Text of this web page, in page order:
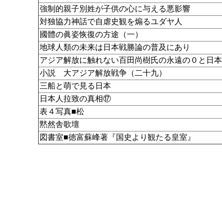
強制的親子別姓が子供の心に与える悪影響
対独協力神話で自虐史観を煽るユダヤ人
國體の眞姿恢復の方途（一）
地球人類の未来は日本戦勝論の普及にあり
アジア解放に触れない百田尚樹氏の永遠の０と日
小説 大アジア解放戦争（二十九）
三船と萌で見る日本
日本人拉致の真相⑰
表４写真■松
黙然舎歌壇
図書室■徳富蘇峰著『国史より観たる皇室』